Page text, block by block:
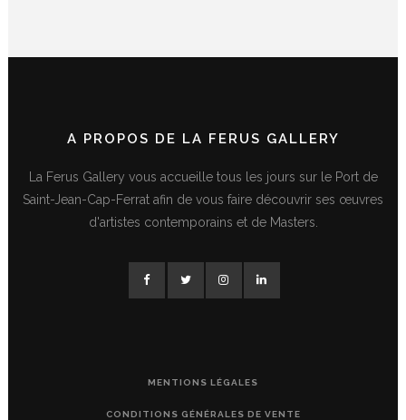
A PROPOS DE LA FERUS GALLERY
La Ferus Gallery vous accueille tous les jours sur le Port de
Saint-Jean-Cap-Ferrat afin de vous faire découvrir ses œuvres
d'artistes contemporains et de Masters.
MENTIONS LÉGALES
CONDITIONS GÉNÉRALES DE VENTE